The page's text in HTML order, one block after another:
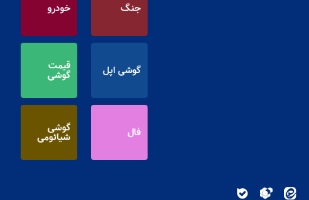
جنگ خودرو
گوشی اپل قیمت
گوشی
فال گوشی
شیائومی